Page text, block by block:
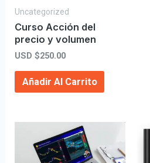
Uncategorized
Curso Acción del
precio y volumen
USD $250.00
Añadir Al Carrito